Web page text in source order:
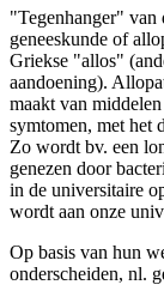
"Tegenhanger" van
geneeskunde of
Griekse "allos"
aandoening).
maakt van
symtomen, met het
Zo wordt bv. een
genezen door
in de universitaire
wordt aan onze
Op basis van hun
onderscheiden, nl.